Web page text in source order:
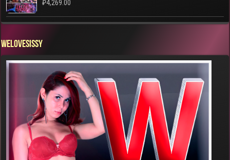
₽4,269.00
WELOVESISSY